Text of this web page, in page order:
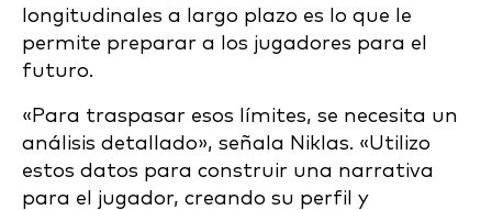
longitudinales a largo plazo es lo que le
permite preparar a los jugadores para el
futuro.
«Para traspasar esos límites, se necesita un
análisis detallado», señala Niklas. «Utilizo
estos datos para construir una narrativa
para el jugador, creando su perfil y